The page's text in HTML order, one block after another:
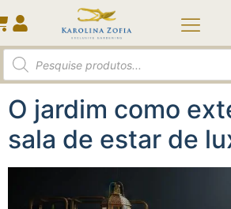
Categoria:
Jardinagem
O jardim como
sala de estar de